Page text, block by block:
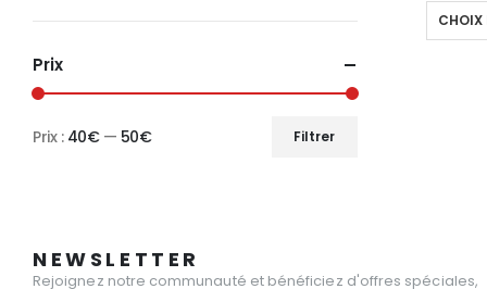
CHOIX
Prix
Filtrer
Prix : 40€— 50€
NEWSLETTER
Rejoignez notre communauté et bénéficiez d'offres spéciales,